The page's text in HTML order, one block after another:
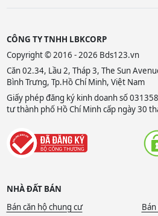
CÔNG TY TNHH LBKCORP
Copyright © 2016 - 2026 Bds123.vn
Căn 02.34, Lầu 2, Tháp 3, The Sun
Bình Trưng, Tp.Hồ Chí Minh, Việt Nam
Giấy phép đăng ký kinh doanh số
tư thành phố Hồ Chí Minh cấp ngày 30
NHÀ ĐẤT BÁN
Bán căn hộ chung cư